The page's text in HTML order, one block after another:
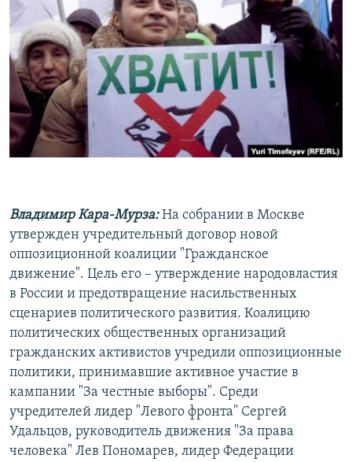
ПОДПИШИТЕСЬ НА РАССЫЛКУ
СОЦИАЛЬНЫЕ СЕТИ
Все сайты РСЕ/РС
Владимир Кара-Мурза:На собрании в Москве
утвержден учредительный договор новой
оппозиционной коалиции "Гражданское
движение". Цель его – утверждение народовластия
в России и предотвращение насильственных
сценариев политического развития. Коалицию
политических общественных организаций
гражданских активистов учредили оппозиционные
политики, принимавшие активное участие в
кампании "За честные выборы". Среди
учредителей лидер "Левого фронта" Сергей
Удальцов, руководитель движения "За права
человека" Лев Пономарев, лидер Федерации